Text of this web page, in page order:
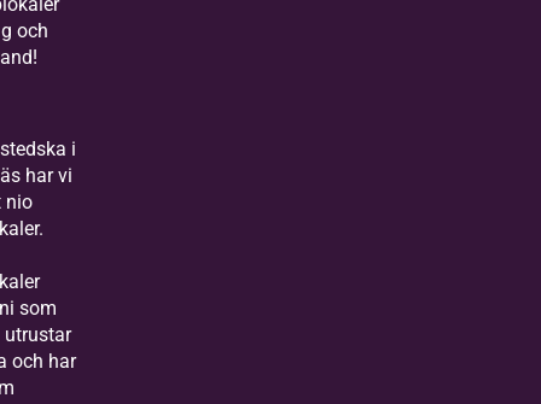
och
i
har vi
nio
som
utrustar
och har